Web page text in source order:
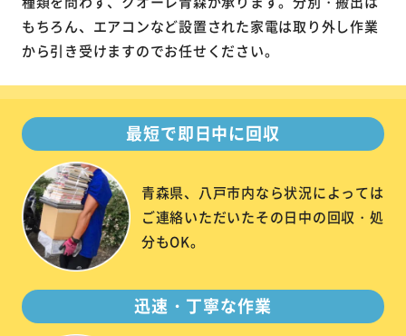
もちろん、エアコンなど設置された家電は取り外し作業
から引き受けますのでお任せください。
最短で即日中に回収
青森県、八戸市内なら状況によっては
ご連絡いただいたその日中の回収・処
分もOK。
迅速・丁寧な作業